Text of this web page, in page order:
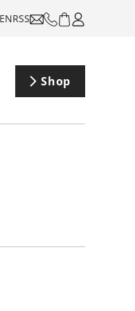
RSS
Shop